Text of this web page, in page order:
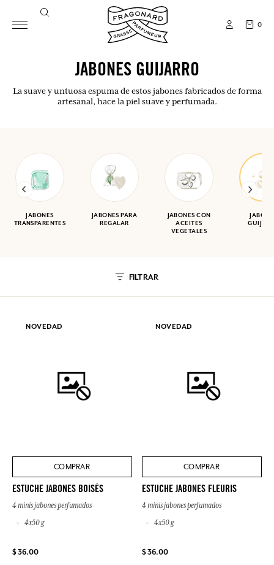
0
JABONES GUIJARRO
La suave y untuosa espuma de estos jabones fabricados de forma
artesanal, hace la piel suave y perfumada.
JABONES
TRANSPARENTES
JABONES PARA
REGALAR
JABONES CON
ACEITES
VEGETALES
FILTRAR
NOVEDAD
COMPRAR
ESTUCHE JABONES BOISÉS
4 minis jabones perfumados
4x50 g
$ 36.00
NOVEDAD
COMPRAR
ESTUCHE JABONES FLEURIS
4 minis jabones perfumados
4x50 g
$ 36.00